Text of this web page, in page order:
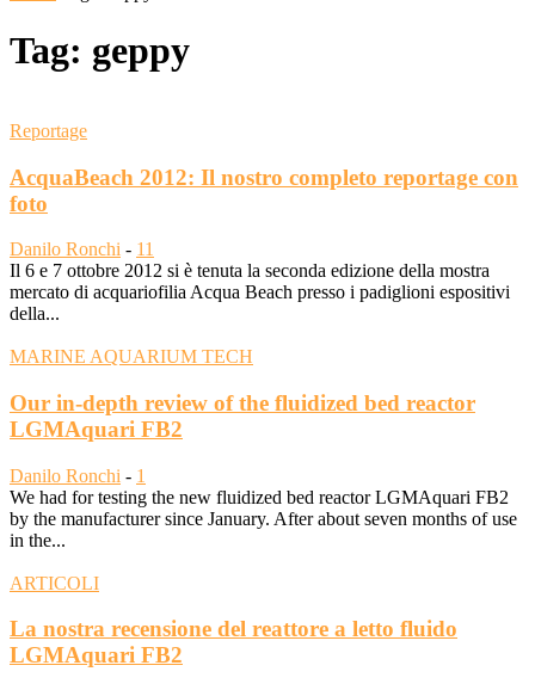
Tag: geppy
Reportage
AcquaBeach 2012: Il nostro completo reportage con
foto
Danilo Ronchi - 11
Il 6 e 7 ottobre 2012 si è tenuta la seconda edizione della mostra
mercato di acquariofilia Acqua Beach presso i padiglioni espositivi
della...
MARINE AQUARIUM TECH
Our in-depth review of the fluidized bed reactor
LGMAquari FB2
Danilo Ronchi - 1
We had for testing the new fluidized bed reactor LGMAquari FB2
by the manufacturer since January. After about seven months of use
in the...
ARTICOLI
La nostra recensione del reattore a letto fluido
LGMAquari FB2